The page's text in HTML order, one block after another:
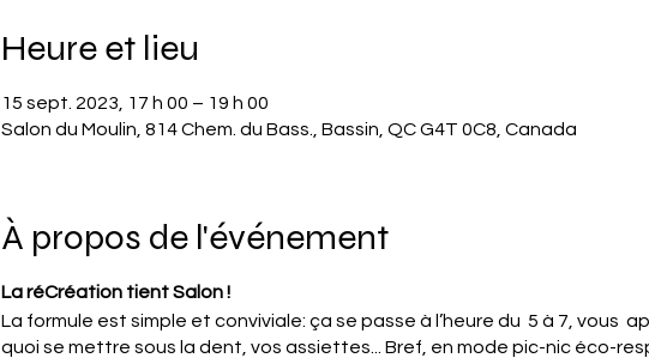
Heure et lieu
15 sept. 2023, 17 h 00 – 19 h 00
Salon du Moulin, 814 Chem. du Bass., Bassin, QC G4T 0C8, Canada
À propos de l'événement
La réCréation tient Salon !
La formule est simple et conviviale: ça se passe à l’heure du 5 à 7, vous
quoi se mettre sous la dent, vos assiettes... Bref, en mode pic-nic éco-